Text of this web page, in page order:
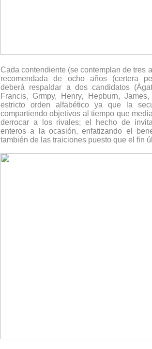
Cada contendiente (se contemplan de tres
recomendada de ocho años (certera
deberá respaldar a dos candidatos
Francis, Grmpy, Henry, Hepburn,
estricto orden alfabético ya que la
compartiendo objetivos al tiempo que
derrocar a los rivales; el hecho de
enteros a la ocasión, enfatizando el
también de las traiciones puesto que el fin